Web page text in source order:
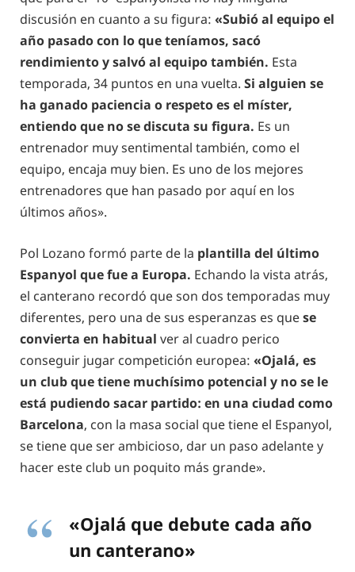
discusión en cuanto a su figura: «Subió al equipo el
año pasado con lo que teníamos, sacó
rendimiento y salvó al equipo también. Esta
temporada, 34 puntos en una vuelta. Si alguien se
ha ganado paciencia o respeto es el míster,
entiendo que no se discuta su figura. Es un
entrenador muy sentimental también, como el
equipo, encaja muy bien. Es uno de los mejores
entrenadores que han pasado por aquí en los
últimos años».
Pol Lozano formó parte de la plantilla del último
Espanyol que fue a Europa. Echando la vista atrás,
el canterano recordó que son dos temporadas muy
diferentes, pero una de sus esperanzas es quese
convierta en habitual ver al cuadro perico
conseguir jugar competición europea: «Ojalá, es
un club que tiene muchísimo potencial y no se le
está pudiendo sacar partido: en una ciudad como
Barcelona, con la masa social que tiene el Espanyol,
se tiene que ser ambicioso, dar un paso adelante y
hacer este club un poquito más grande».
«Ojalá que debute cada año
un canterano»